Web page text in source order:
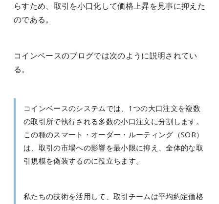
らすため、取引を小口化して価格上昇を見事に抑えた
のである。
コインベースのブログでは次のように説明されてい
る。
コインベースのシステムでは、1つの大口注文を複数
の取引所で執行される多数の小口注文に分割します。
この種のスマート・オーダー・ルーティング（SOR）
は、取引の市場への影響を最小限に抑え、全体的な取
引規模を偽装するのに役立ちます。
私たちの技術を活用して、取引チームは平均約定価格